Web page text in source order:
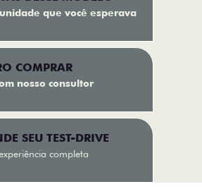
que você esperava
COMPRAR
nosso consultor
SEU TEST-DRIVE
completa